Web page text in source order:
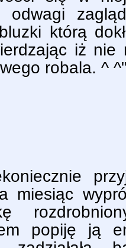
odwagi
którą
iż
robala. ^
miesiąc
popiję ją